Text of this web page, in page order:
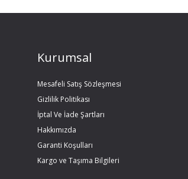
Kurumsal
Mesafeli Satış Sözleşmesi
Gizlilik Politikası
İptal Ve İade Şartları
Hakkımızda
Garanti Koşulları
Kargo ve Taşıma Bilgileri